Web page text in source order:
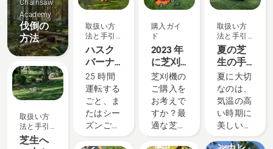
シ
ョ
ン
引
き
ト
Chainsaw
Academy
伐倒の
方法
取扱い方
法と手引
き
芝生へ
取扱い方
法と手引
き
ハスク
バーナ
芝刈機
のオイ
ル交換
方法
25 時間
運転する
ごと、ま
たはシー
ズンごと
購入ガイ
ド
2023 年
に芝刈
機を購
入する
際に考
慮する
べき 4
芝刈機の
ご購入を
お考えで
すか？最
適な芝刈
取扱い方
法と手引
き
夏の芝
生の手
入れ方
法 - 6つ
のヒン
ト
夏に大切
なのは、
気温の高
い時期に
美しい庭
取扱い方
法と手引
き